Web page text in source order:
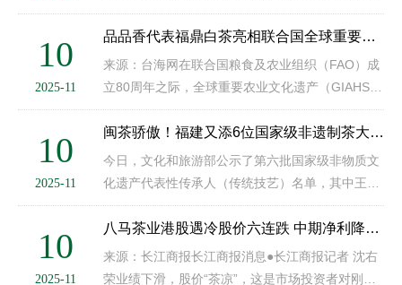
绿叶红镶边，以独特的岩韵和花香闻名于世。根据
采摘鲜叶的茶树品种，武夷岩茶可分为水仙、肉
桂、大红袍、名枞、奇种、金···
10
2025-11
品品香代表福鼎白茶亮相联合国全球重要农业文化遗产授牌仪式活动
来源：台海网在联合国粮食及农业组织（FAO）成
立80周年之际，全球重要农业文化遗产（GIAHS）
授牌仪式与展览活动于意大利罗马当地时间10月31
日举行。福鼎白茶文化系统作为本次新认定的农业
文化遗产代表之一受邀参加仪···
10
2025-11
闽茶骄傲！福建又添6位国家级非遗制茶大师！
今日，文化和旅游部公示了第六批国家级非物质文
化遗产代表性传承人（传统技艺）名单，其中王顺
明、傅天龙、王德星、林 鸿、张兴裕、林振传等6
位制茶大师，还有黄美金作为建窑建盏烧制技艺代
表性传承人，光荣上榜！（···
10
2025-11
八马茶业港股遇冷股价六连跌 中期净利降18%加盟扩张放缓
来源：长江商报长江商报消息●长江商报记者 沈右
荣业绩下滑，股价“茶凉”，这是市场投资者对刚刚